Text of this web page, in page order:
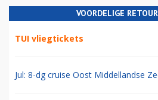
VOORDELIGE
TUI vliegtickets
Jul: 8-dg cruise Oost Middellandse